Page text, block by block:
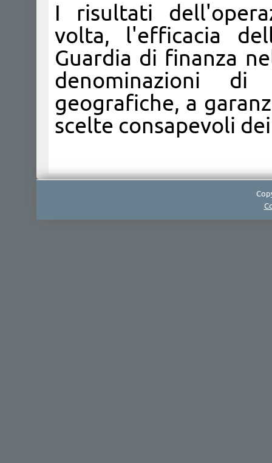
I risultati
volta, l'efficacia
Guardia di finanza
denominazioni
geografiche, a
scelte consapevoli